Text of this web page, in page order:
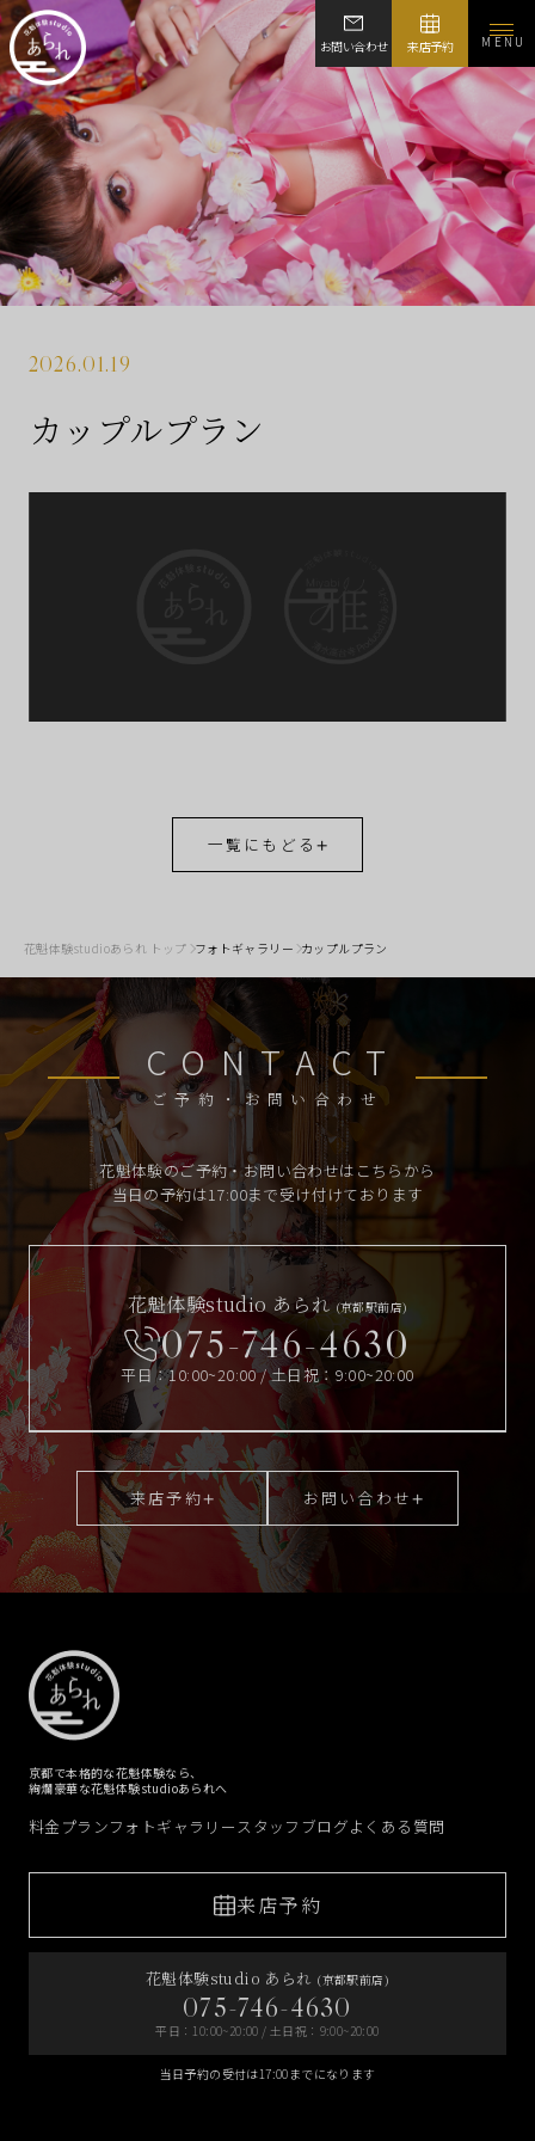
お問い合わせ 来店予約 MENU
2026.01.19
カップルプラン
一覧にもどる
花魁体験studioあられ トップ フォトギャラリー カップルプラン
CONTACT
ご予約・お問い合わせ
花魁体験のご予約・お問い合わせはこちらから
当日の予約は17:00まで受け付けております
花魁体験studio あられ (京都駅前店)
075-746-4630
平日：10:00~20:00 / 土日祝：9:00~20:00
来店予約 お問い合わせ
京都で本格的な花魁体験なら、
絢爛豪華な花魁体験studioあられへ
料金プランフォトギャラリースタッフブログよくある質問
来店予約
花魁体験studio あられ (京都駅前店)
075-746-4630
平日：10:00~20:00 / 土日祝：9:00~20:00
当日予約の受付は17:00までになります